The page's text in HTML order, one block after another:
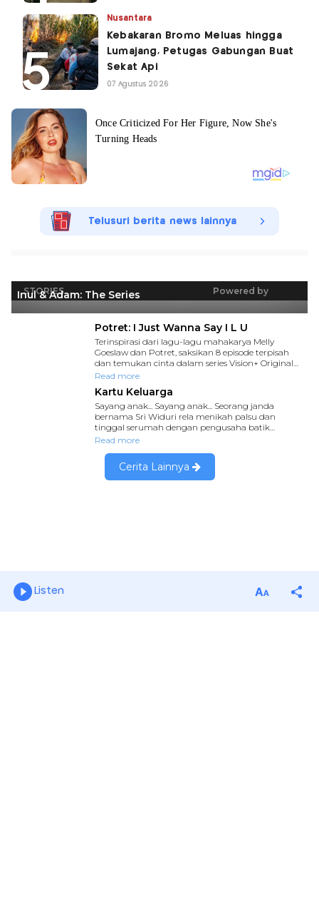
Nusantara
Kebakaran Bromo Meluas hingga
Lumajang, Petugas Gabungan Buat
Sekat Api
07 Agustus 2026
Telusuri berita news lainnya
Listen